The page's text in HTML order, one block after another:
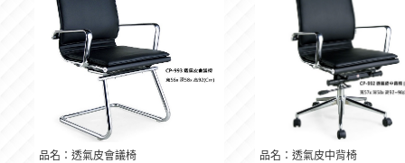
品名：透氣皮會議椅
品名：透氣皮中背椅